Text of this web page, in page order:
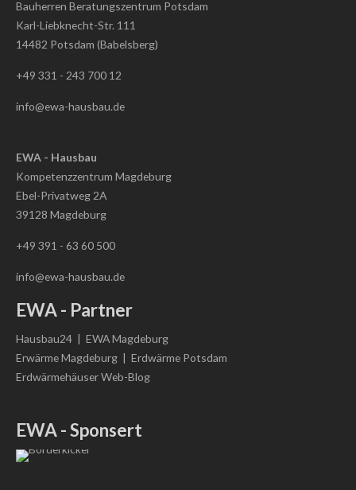
Bauherren Beratungszentrum Potsdam
Karl-Liebknecht-Str. 111
14482 Potsdam (Babelsberg)
+49 331 - 243 700 12
info@ewa-hausbau.de
EWA - Hausbau
Kompetenzzentrum Magdeburg
Ebel-Privatweg 2A
39128 Magdeburg
+49 391 - 63 60 500
info@ewa-hausbau.de
EWA - Partner
Hausbau24 | EWA Magdeburg
Erwärme Magdeburg | Erdwärme Potsdam
Erdwärmehäuser Web-Blog
EWA - Sponsert